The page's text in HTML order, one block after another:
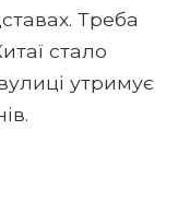
Треба
стало
утримує